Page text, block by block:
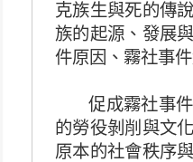
克族生與死的傳
族的起源、發展
件原因、霧社事
促成霧社事
的勞役剝削與文
原本的社會秩序